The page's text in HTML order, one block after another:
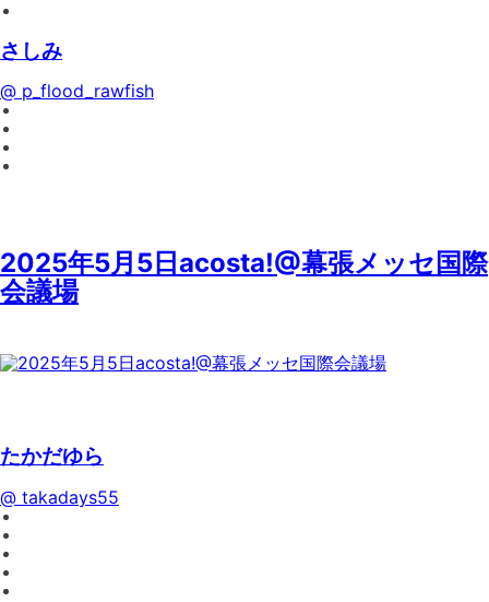
さしみ
@ p_flood_rawfish
2025年5月5日acosta!@幕張メッセ国際
会議場
たかだゆら
@ takadays55